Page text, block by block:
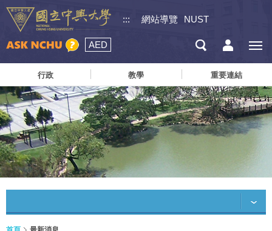
::: 網站導覽 NUST
AED
行政 教學 重要連結